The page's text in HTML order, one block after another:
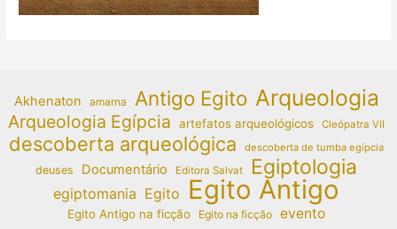
Akhenaton amarna Antigo Egito Arqueologia
Arqueologia Egípcia artefatos arqueológicos Cleópatra VII
descoberta arqueológica descoberta de tumba egípcia
deuses Documentário Editora Salvat Egiptologia
egiptomania Egito Egito Antigo
Egito Antigo na ficção Egito na ficção evento